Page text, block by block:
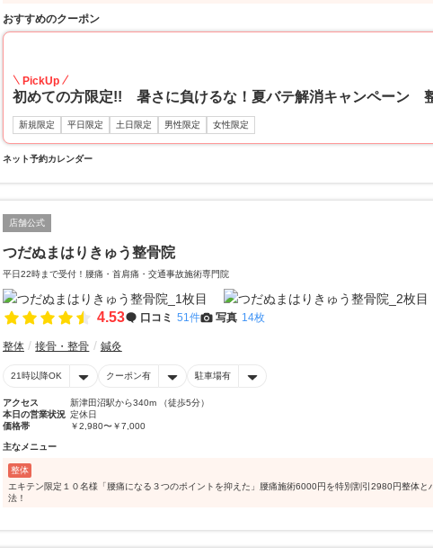
おすすめのクーポン
PickUp
初めての方限定!! 暑さに負けるな！夏バテ解消キャンペーン
新規限定 平日限定 土日限定 男性限定 女性限定
ネット予約カレンダー
店舗公式
つだぬまはりきゅう整骨院
平日22時まで受付！腰痛・首肩痛・交通事故施術専門院
4.53 口コミ 51件 写真 14枚
整体 接骨・整骨 鍼灸
21時以降OK クーポン有 駐車場有
アクセス
新津田沼駅から340m （徒歩5分）
本日の営業状況 定休日
価格帯
￥2,980〜￥7,000
主なメニュー
整体
エキテン限定１０名様「腰痛になる３つのポイントを抑えた」腰痛施術6000円を特別割引2980円整体と
法！